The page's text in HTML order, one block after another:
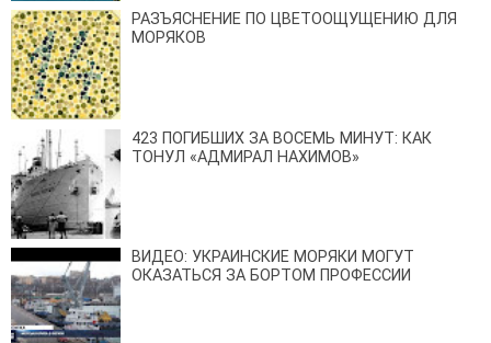
РАЗЪЯСНЕНИЕ ПО ЦВЕТООЩУЩЕНИЮ ДЛЯ
МОРЯКОВ
423 ПОГИБШИХ ЗА ВОСЕМЬ МИНУТ: КАК
ТОНУЛ «АДМИРАЛ НАХИМОВ»
ВИДЕО: УКРАИНСКИЕ МОРЯКИ МОГУТ
ОКАЗАТЬСЯ ЗА БОРТОМ ПРОФЕССИИ